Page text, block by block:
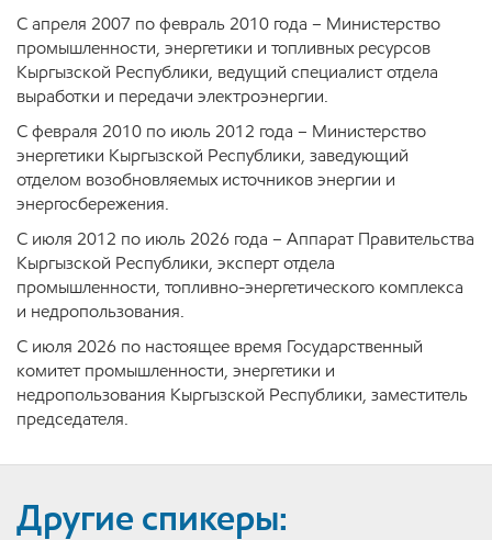
С апреля 2007 по февраль 2010 года – Министерство
промышленности, энергетики и топливных ресурсов
Кыргызской Республики, ведущий специалист отдела
выработки и передачи электроэнергии.
С февраля 2010 по июль 2012 года – Министерство
энергетики Кыргызской Республики, заведующий
отделом возобновляемых источников энергии и
энергосбережения.
С июля 2012 по июль 2026 года – Аппарат Правительства
Кыргызской Республики, эксперт отдела
промышленности, топливно-энергетического комплекса
и недропользования.
С июля 2026 по настоящее время Государственный
комитет промышленности, энергетики и
недропользования Кыргызской Республики, заместитель
председателя.
Другие спикеры: